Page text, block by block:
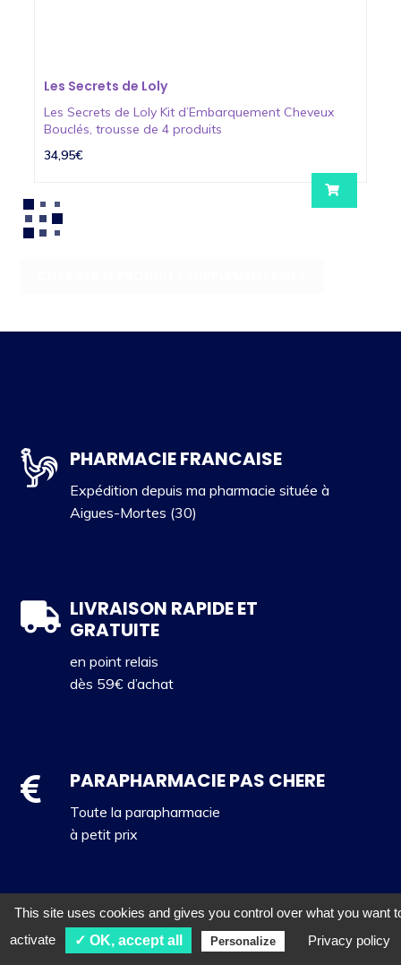
Les Secrets de Loly
Les Secrets de Loly Kit d’Embarquement Cheveux
Bouclés, trousse de 4 produits
34,95€
PHARMACIE FRANCAISE
Expédition depuis ma pharmacie située à
Aigues-Mortes (30)
LIVRAISON RAPIDE ET
GRATUITE
en point relais
dès 59€ d’achat
PARAPHARMACIE PAS CHERE
Toute la parapharmacie
à petit prix
SITE ET PAIEMENT SECURISES
This site uses cookies and gives you control over what you want
activate
✓ OK, accept all Personalize Privacy policy